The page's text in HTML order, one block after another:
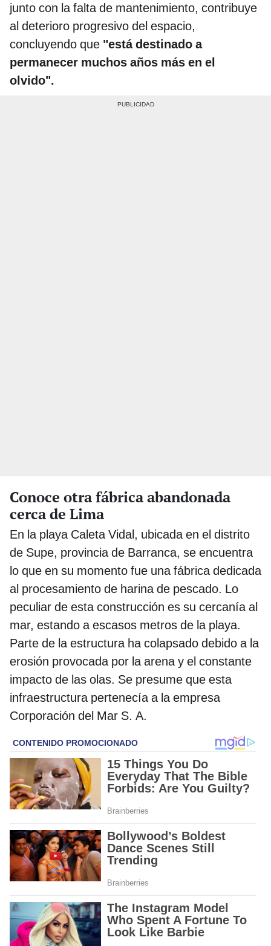
junto con la falta de mantenimiento, contribuye
al deterioro progresivo del espacio,
concluyendo que "está destinado a
permanecer muchos años más en el
olvido".
Conoce otra fábrica abandonada
cerca de Lima
En la playa Caleta Vidal, ubicada en el distrito
de Supe, provincia de Barranca, se encuentra
lo que en su momento fue una fábrica dedicada
al procesamiento de harina de pescado. Lo
peculiar de esta construcción es su cercanía al
mar, estando a escasos metros de la playa.
Parte de la estructura ha colapsado debido a la
erosión provocada por la arena y el constante
impacto de las olas. Se presume que esta
infraestructura pertenecía a la empresa
Corporación del Mar S. A.